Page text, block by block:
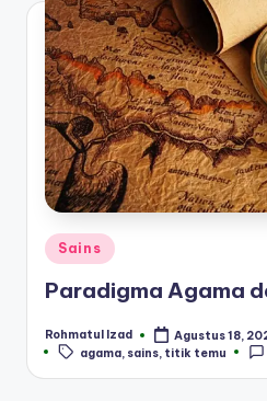
Posted
in
Sains
Paradigma Agama
Posted
by
Rohmatul Izad Agustus 18,
Tags:
agama sains titik temu